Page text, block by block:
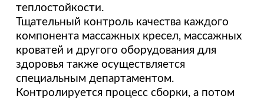
теплостойкости.
Тщательный контроль качества каждого
компонента массажных кресел, массажных
кроватей и другого оборудования для
здоровья также осуществляется
специальным департаментом.
Контролируется процесс сборки, а потом